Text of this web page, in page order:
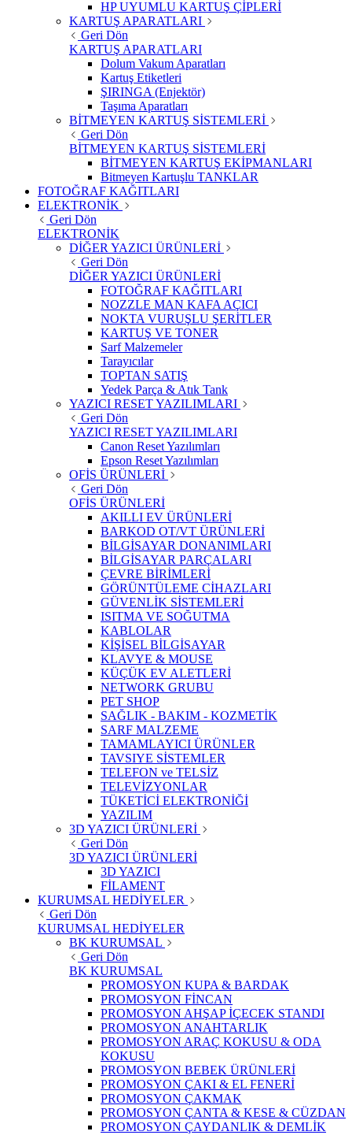
HP UYUMLU KARTUŞ ÇİPLERİ
KARTUŞ APARATLARI
Geri Dön
KARTUŞ APARATLARI
Dolum Vakum Aparatları
Kartuş Etiketleri
ŞIRINGA (Enjektör)
Taşıma Aparatları
BİTMEYEN KARTUŞ SİSTEMLERİ
Geri Dön
BİTMEYEN KARTUŞ SİSTEMLERİ
BİTMEYEN KARTUŞ EKİPMANLARI
Bitmeyen Kartuşlu TANKLAR
FOTOĞRAF KAĞITLARI
ELEKTRONİK
Geri Dön
ELEKTRONİK
DİĞER YAZICI ÜRÜNLERİ
Geri Dön
DİĞER YAZICI ÜRÜNLERİ
FOTOĞRAF KAĞITLARI
NOZZLE MAN KAFA AÇICI
NOKTA VURUŞLU ŞERİTLER
KARTUŞ VE TONER
Sarf Malzemeler
Tarayıcılar
TOPTAN SATIŞ
Yedek Parça & Atık Tank
YAZICI RESET YAZILIMLARI
Geri Dön
YAZICI RESET YAZILIMLARI
Canon Reset Yazılımları
Epson Reset Yazılımları
OFİS ÜRÜNLERİ
Geri Dön
OFİS ÜRÜNLERİ
AKILLI EV ÜRÜNLERİ
BARKOD OT/VT ÜRÜNLERİ
BİLGİSAYAR DONANIMLARI
BİLGİSAYAR PARÇALARI
ÇEVRE BİRİMLERİ
GÖRÜNTÜLEME CİHAZLARI
GÜVENLİK SİSTEMLERİ
ISITMA VE SOĞUTMA
KABLOLAR
KİŞİSEL BİLGİSAYAR
KLAVYE & MOUSE
KÜÇÜK EV ALETLERİ
NETWORK GRUBU
PET SHOP
SAĞLIK - BAKIM - KOZMETİK
SARF MALZEME
TAMAMLAYICI ÜRÜNLER
TAVSIYE SİSTEMLER
TELEFON ve TELSİZ
TELEVİZYONLAR
TÜKETİCİ ELEKTRONİĞİ
YAZILIM
3D YAZICI ÜRÜNLERİ
Geri Dön
3D YAZICI ÜRÜNLERİ
3D YAZICI
FİLAMENT
KURUMSAL HEDİYELER
Geri Dön
KURUMSAL HEDİYELER
BK KURUMSAL
Geri Dön
BK KURUMSAL
PROMOSYON KUPA & BARDAK
PROMOSYON FİNCAN
PROMOSYON AHŞAP İÇECEK STANDI
PROMOSYON ANAHTARLIK
PROMOSYON ARAÇ KOKUSU & ODA
KOKUSU
PROMOSYON BEBEK ÜRÜNLERİ
PROMOSYON ÇAKI & EL FENERİ
PROMOSYON ÇAKMAK
PROMOSYON ÇANTA & KESE & CÜZDAN
PROMOSYON ÇAYDANLIK & DEMLİK